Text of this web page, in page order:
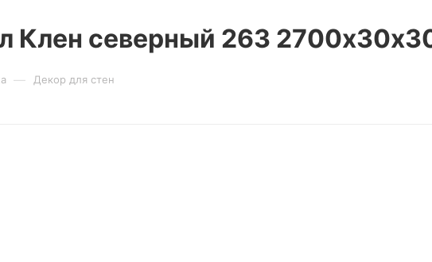
Клен северный 263
— Декор для стен